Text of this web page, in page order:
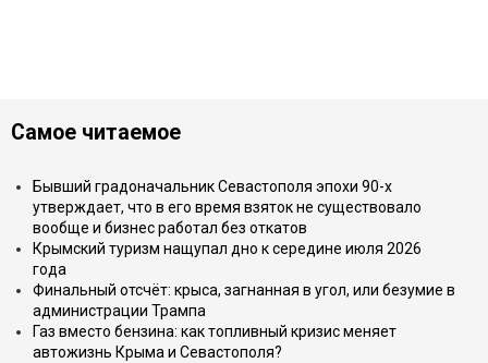
Самое читаемое
Бывший градоначальник Севастополя эпохи 90-х
утверждает, что в его время взяток не существовало
вообще и бизнес работал без откатов
Крымский туризм нащупал дно к середине июля 2026
года
Финальный отсчёт: крыса, загнанная в угол, или безумие в
администрации Трампа
Газ вместо бензина: как топливный кризис меняет
автожизнь Крыма и Севастополя?